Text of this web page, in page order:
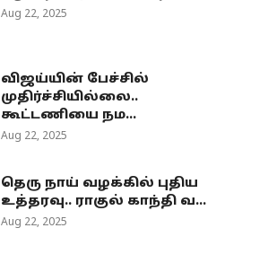
Aug 22, 2025
விஜய்யின் பேச்சில்
முதிர்ச்சியில்லை..
கூட்டணியை நம...
Aug 22, 2025
தெரு நாய் வழக்கில் புதிய
உத்தரவு.. ராகுல் காந்தி வ...
Aug 22, 2025